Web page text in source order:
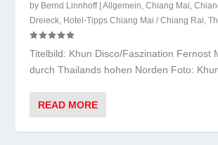
by Bernd Linnhoff|Allgemein,Chiang Mai,
Dreieck, Hotel-Tipps Chiang Mai / Chiang Rai,
Titelbild: Khun Disco/Faszination Fernost
durch Thailands hohen Norden Foto:
READ MORE